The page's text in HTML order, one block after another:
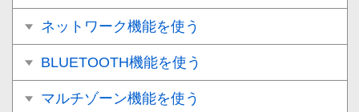
ネットワーク機能を使う
BLUETOOTH機能を使う
マルチゾーン機能を使う